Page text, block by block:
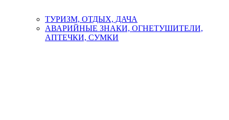
ТУРИЗМ, ОТДЫХ, ДАЧА
АВАРИЙНЫЕ ЗНАКИ, ОГНЕТУШИТЕЛИ,
АПТЕЧКИ, СУМКИ